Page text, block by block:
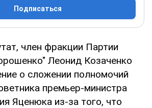
Подписаться
член фракции Партии
Леонид Козаченко
о сложении полномочий
премьер-министра
Яценюка из-за того, что